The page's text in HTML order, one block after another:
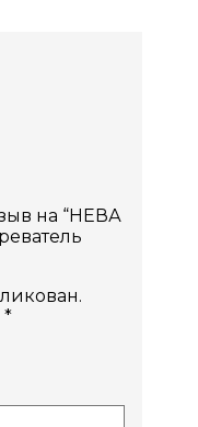
на “НЕВА
*